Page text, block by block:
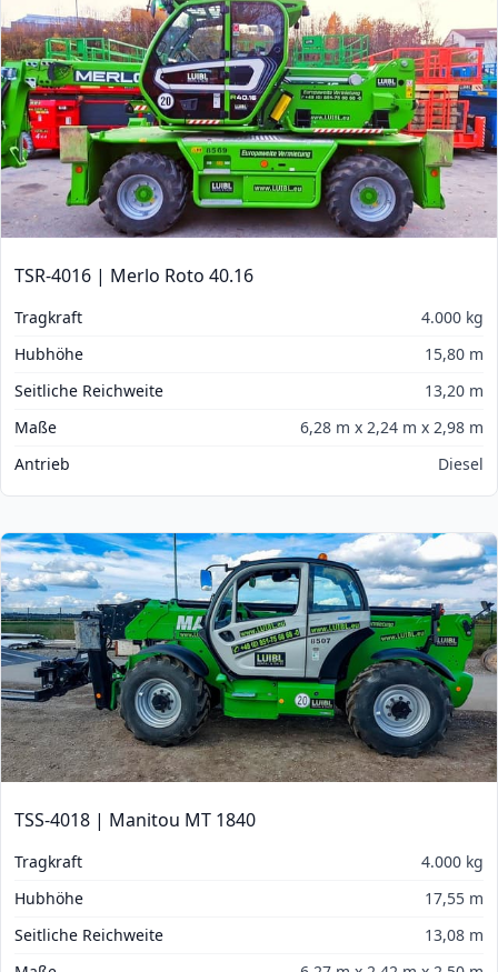
TSR-4016 | Merlo Roto 40.16
Tragkraft
4.000 kg
Hubhöhe
15,80 m
Seitliche Reichweite
13,20 m
Maße
6,28 m x 2,24 m x 2,98 m
Antrieb
Diesel
TSS-4018 | Manitou MT 1840
Tragkraft
4.000 kg
Hubhöhe
17,55 m
Seitliche Reichweite
13,08 m